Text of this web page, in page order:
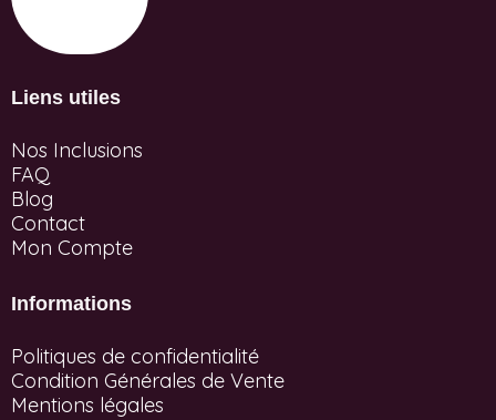
Liens utiles
Nos Inclusions
FAQ
Blog
Contact
Mon Compte
Informations
Politiques de confidentialité
Condition Générales de Vente
Mentions légales